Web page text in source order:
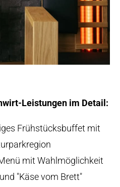
Leistungen im Detail:
Frühstücksbuffet mit
mit Wahlmöglichkeit
"Käse vom Brett"